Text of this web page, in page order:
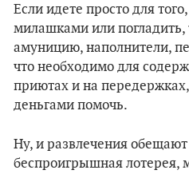
Если идете просто для
милашками или погладить,
амуницию, наполнители,
что необходимо для
приютах и на
деньгами помочь.
Ну, и развлечения
беспроигрышная лотерея,